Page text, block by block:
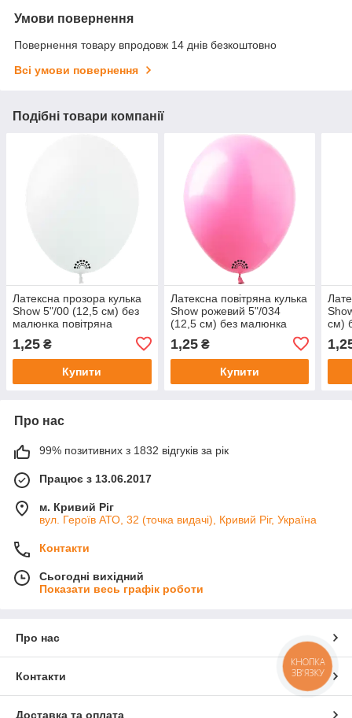
Умови повернення
Повернення товару впродовж 14 днів безкоштовно
Всі умови повернення
Подібні товари компанії
Латексна прозора кулька
Show 5"/00 (12,5 см) без
малюнка повітряна
1,25 ₴
Купити
Латексна повітряна кулька
Show рожевий 5"/034
(12,5 см) без малюнка
1,25₴
Купити
см)
Про нас
99% позитивних з 1832 відгуків за рік
Працює з 13.06.2017
м. Кривий Ріг
вул. Героїв АТО, 32 (точка видачі), Кривий Ріг, Україна
Контакти
Сьогодні вихідний
Показати весь графік роботи
Про нас
Контакти
Доставка та оплата
КНОПКА
ЗВ'ЯЗКУ